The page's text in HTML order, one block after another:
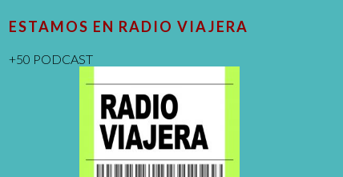
ESTAMOS EN RADIO VIAJERA
+50 PODCAST